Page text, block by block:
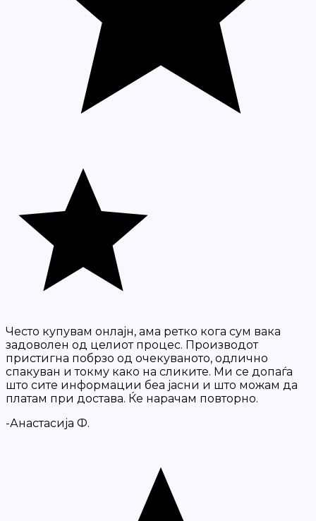
Често купувам онлајн, ама ретко кога сум вака
задоволен од целиот процес. Производот
пристигна побрзо од очекуваното, одлично
спакуван и токму како на сликите. Ми се допаѓа
што сите информации беа јасни и што можам да
платам при достава. Ќе нарачам повторно.
-Анастасија Ф.